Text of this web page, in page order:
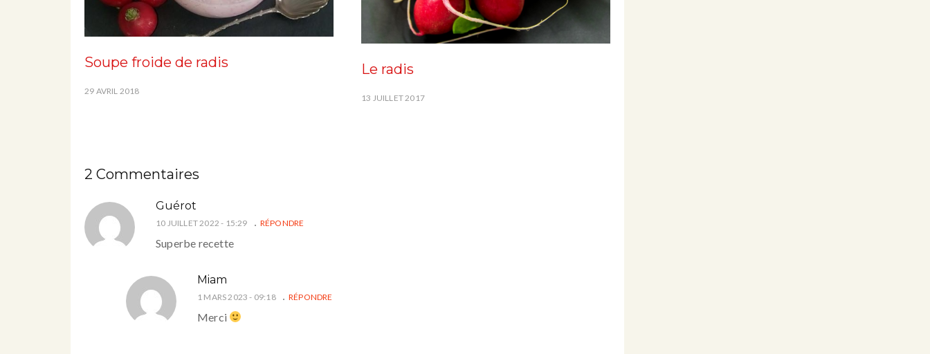
Soupe froide de radis
29 AVRIL 2018
Le radis
13 JUILLET 2017
2 Commentaires
Guérot
10 JUILLET 2022 - 15:29 RÉPONDRE
Superbe recette
Miam
1 MARS 2023 - 09:18 RÉPONDRE
Merci